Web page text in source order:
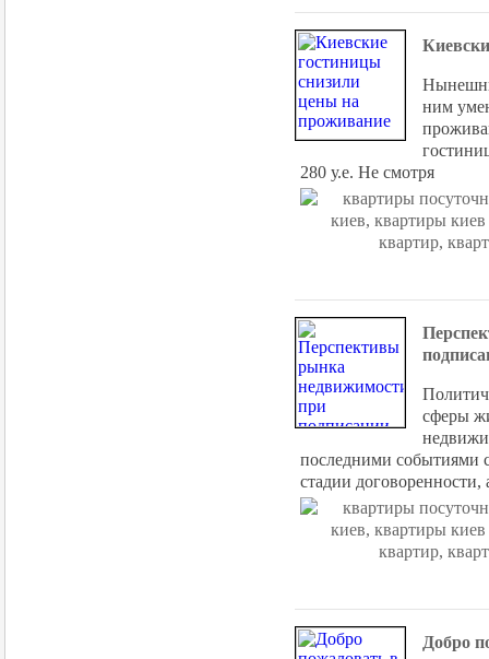
ним
280 у.е. Не смотря
сферы
последними событиями
стадии договоренности,
Добро